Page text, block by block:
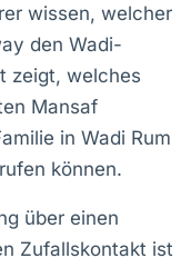
wissen, welcher
den Wadi-
zeigt, welches
Mansaf
in Wadi Rum
können.
über einen
Zufallskontakt ist